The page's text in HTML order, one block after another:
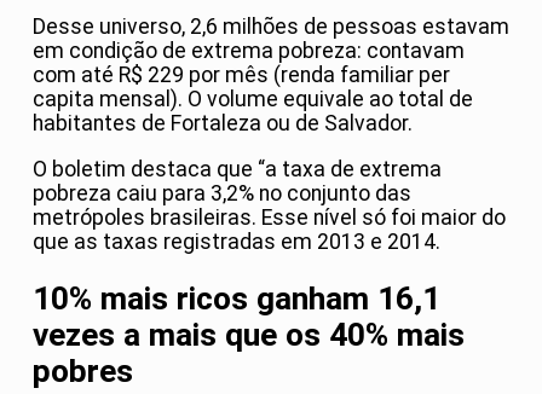
Desse universo, 2,6 milhões de pessoas estavam
em condição de extrema pobreza: contavam
com até R$ 229 por mês (renda familiar per
capita mensal). O volume equivale ao total de
habitantes de Fortaleza ou de Salvador.
O boletim destaca que “a taxa de extrema
pobreza caiu para 3,2% no conjunto das
metrópoles brasileiras. Esse nível só foi maior do
que as taxas registradas em 2013 e 2014.
10% mais ricos ganham 16,1
vezes a mais que os 40% mais
pobres